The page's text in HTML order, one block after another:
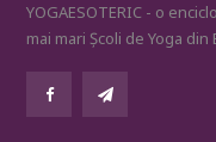
YOGAESOTERIC - o
mai mari Școli de Yoga din